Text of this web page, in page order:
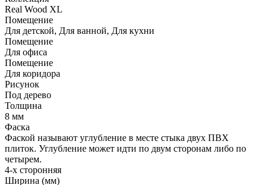
Real Wood XL
Помещение
Для детской, Для ванной, Для кухни
Помещение
Для офиса
Помещение
Для коридора
Рисунок
Под дерево
Толщина
8 мм
Фаска
Фаской называют углубление в месте стыка двух ПВХ
плиток. Углубление может идти по двум сторонам либо по
четырем.
4-х сторонняя
Ширина (мм)